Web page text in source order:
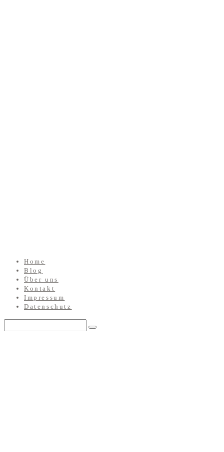
Home
Blog
Über uns
Kontakt
Impressum
Datenschutz